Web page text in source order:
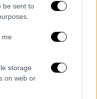
be sent to
me
storage
on web or
μύρισαν
της
για το